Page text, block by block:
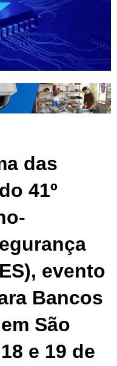
das
41º
evento
Bancos
São
e 19 de